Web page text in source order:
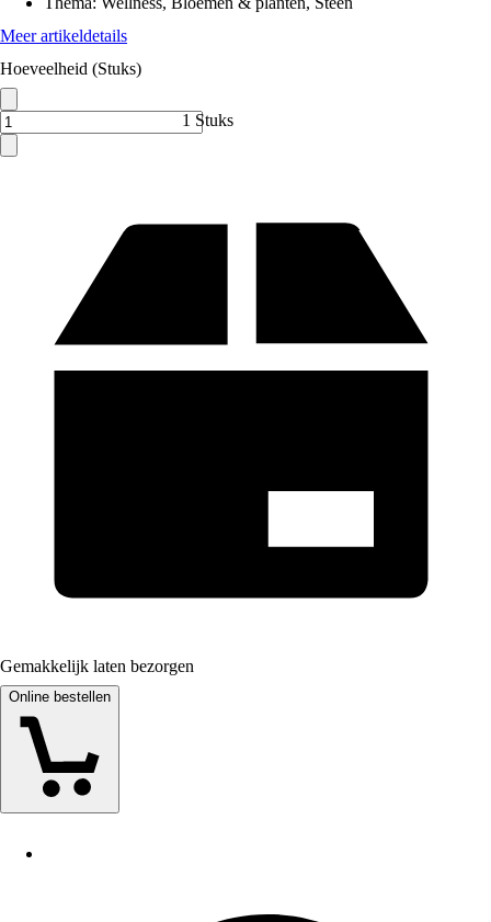
Meer artikeldetails
Hoeveelheid (Stuks)
1 Stuks
Gemakkelijk laten bezorgen
Online bestellen